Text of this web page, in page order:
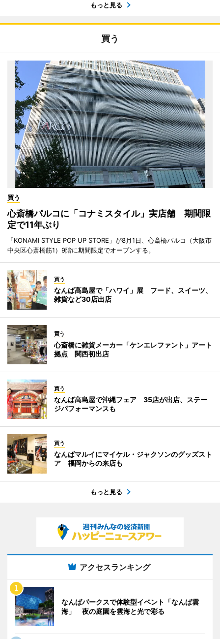
もっと見る
買う
買う
心斎橋パルコに「コナミスタイル」実店舗 期間限
定で11年ぶり
「KONAMI STYLE POP UP STORE」が8月1日、心斎橋パルコ（大阪市
中央区心斎橋筋1）9階に期間限定でオープンする。
買う
なんば高島屋で「ハワイ」展 フード、スイーツ、
雑貨など30店出店
買う
心斎橋に雑貨メーカー「ケンエレファント」アート
拠点 関西初出店
買う
なんば高島屋で沖縄フェア 35店が出店、ステー
ジパフォーマンスも
買う
なんばマルイにマイケル・ジャクソンのグッズスト
ア 福岡からの来店も
もっと見る
アクセスランキング
なんばパークスで体験型イベント「なんば雲
海」 夜の庭園を雲海と光で彩る